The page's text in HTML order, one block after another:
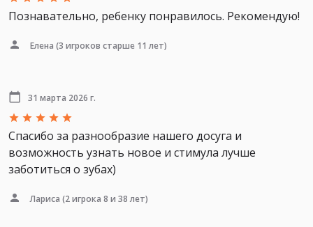
Познавательно, ребенку понравилось. Рекомендую!
Елена (3 игроков старше 11 лет)
31 марта 2026 г.
Спасибо за разнообразие нашего досуга и
возможность узнать новое и стимула лучше
заботиться о зубах)
Лариса (2 игрока 8 и 38 лет)